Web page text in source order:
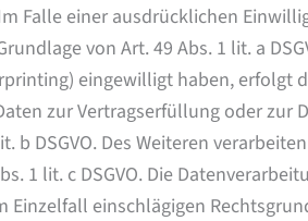
Falle einer ausdrücklichen
von Art. 49 Abs. 1 lit. a
eingewilligt haben, erfolgt
zur Vertragserfüllung oder zur
DSGVO. Des Weiteren
1 lit. c DSGVO. Die
Einzelfall einschlägigen